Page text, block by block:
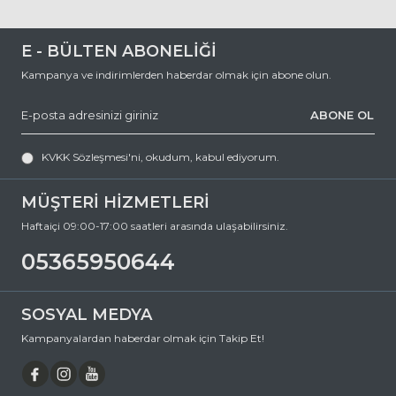
MÜŞTERİ HİZMETLERİ
Haftaiçi 09:00-17:00 saatleri arasında ulaşabilirsiniz.
05365950644
E - BÜLTEN ABONELİĞİ
Kampanya ve indirimlerden haberdar olmak için abone olun.
ABONE OL
KVKK Sözleşmesi'ni, okudum, kabul ediyorum.
SOSYAL MEDYA
Kampanyalardan haberdar olmak için Takip Et!